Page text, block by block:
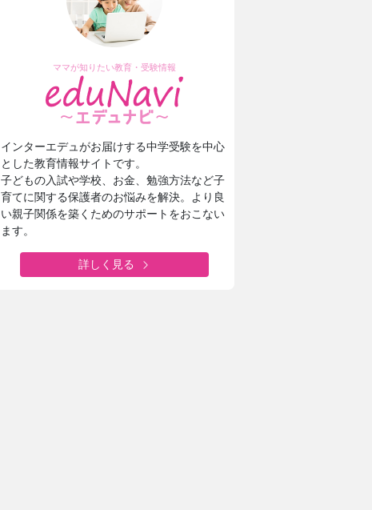
ママが知りたい教育・受験情報
インターエデュがお届けする中学受験を中心
とした教育情報サイトです。
子どもの入試や学校、お金、勉強方法など子
育てに関する保護者のお悩みを解決。より良
い親子関係を築くためのサポートをおこない
ます。
詳しく見る